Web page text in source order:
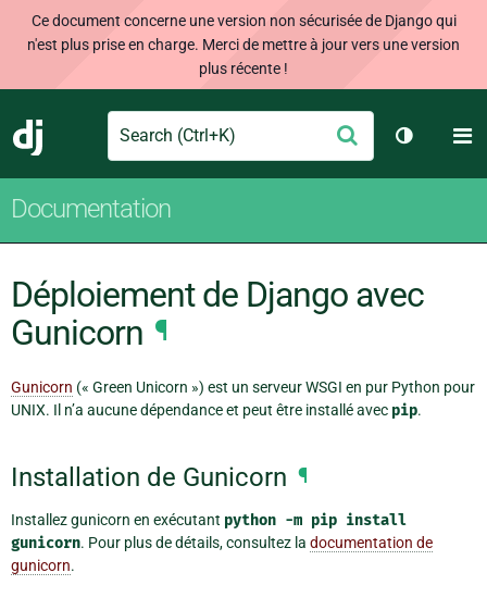
Ce document concerne une version non sécurisée de Django qui
n'est plus prise en charge. Merci de mettre à jour vers une version
plus récente !
Django
Search Envoyer
Changer
Documentation
Déploiement de Django avec
Gunicorn ¶
Gunicorn (« Green Unicorn ») est un serveur WSGI en pur Python pour
UNIX. Il n’a aucune dépendance et peut être installé avec pip.
Installation de Gunicorn ¶
Installez gunicorn en exécutant python -m pip install
gunicorn. Pour plus de détails, consultez la documentation de
gunicorn.